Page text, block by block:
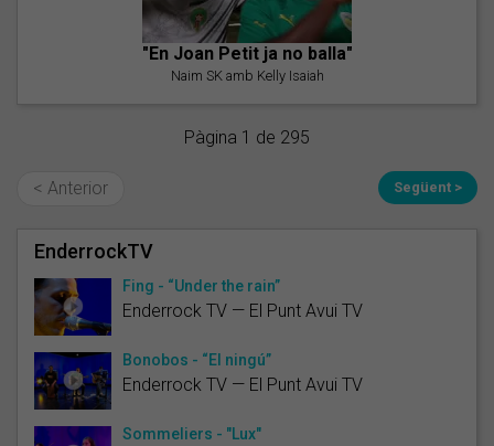
"En Joan Petit ja no balla"
Naim SK amb Kelly Isaiah
Pàgina 1 de 295
< Anterior Següent >
EnderrockTV
Fing - “Under the rain”
Enderrock TV — El Punt Avui TV
Bonobos - “El ningú”
Enderrock TV — El Punt Avui TV
Sommeliers - "Lux"